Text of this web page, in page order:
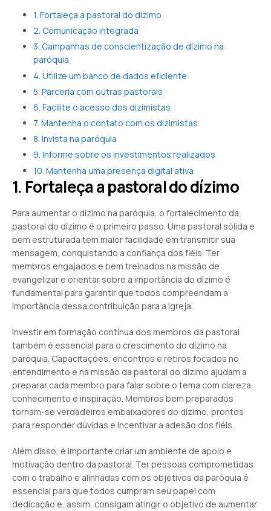
1. Fortaleça a pastoral do dízimo
2. Comunicação integrada
3. Campanhas de conscientização de dízimo na
paróquia
4. Utilize um banco de dados eficiente
5. Parceria com outras pastorais
6. Facilite o acesso dos dizimistas
7. Mantenha o contato com os dizimistas
8. Invista na paróquia
9. Informe sobre os investimentos realizados
10. Mantenha uma presença digital ativa
1. Fortaleça a pastoral do dízimo
Para aumentar o dízimo na paróquia, o fortalecimento da
pastoral do dízimo é o primeiro passo. Uma pastoral sólida e
bem estruturada tem maior facilidade em transmitir sua
mensagem, conquistando a confiança dos fiéis. Ter
membros engajados e bem treinados na missão de
evangelizar e orientar sobre a importância do dízimo é
fundamental para garantir que todos compreendam a
importância dessa contribuição para a Igreja.
Investir em formação contínua dos membros da pastoral
também é essencial para o crescimento do dízimo na
paróquia. Capacitações, encontros e retiros focados no
entendimento e na missão da pastoral do dízimo ajudam a
preparar cada membro para falar sobre o tema com clareza,
conhecimento e inspiração. Membros bem preparados
tornam-se verdadeiros embaixadores do dízimo, prontos
para responder dúvidas e incentivar a adesão dos fiéis.
Além disso, é importante criar um ambiente de apoio e
motivação dentro da pastoral. Ter pessoas comprometidas
com o trabalho e alinhadas com os objetivos da paróquia é
essencial para que todos cumpram seu papel com
dedicação e, assim, consigam atingir o objetivo de aumentar